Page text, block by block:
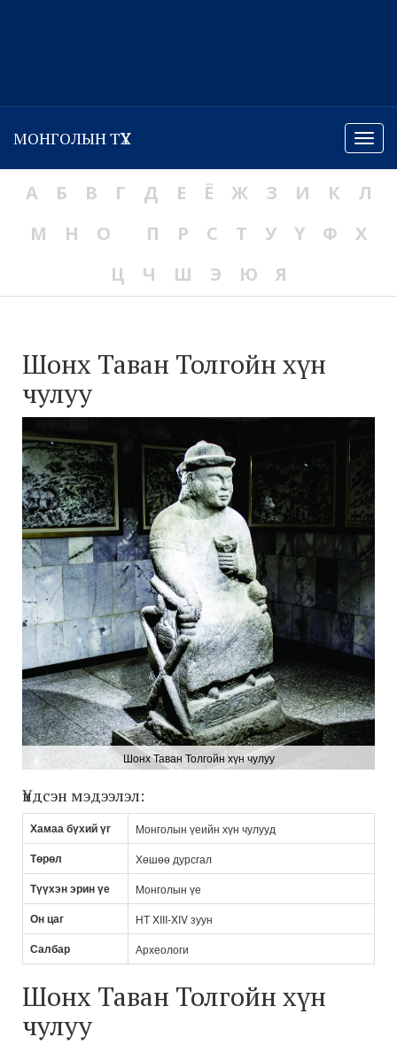
Menu
МОНГОЛЫН ТҮҮХ
А Б В Г Д Е Ё Ж З И К
Л
М
Н О П Р С Т У Ү Ф
Х
Ц
Ч Ш Э Ю Я
Шонх Таван Толгойн хүн
чулуу
Шонх Таван Толгойн хүн чулуу
Үндсэн мэдээлэл:
Хамаа бүхий үг Монголын үеийн хүн чулууд
Төрөл Хөшөө дурсгал
Түүхэн эрин үе Монголын үе
Он цаг НТ XIII-XIV зуун
Салбар Археологи
Шонх Таван Толгойн хүн
чулуу